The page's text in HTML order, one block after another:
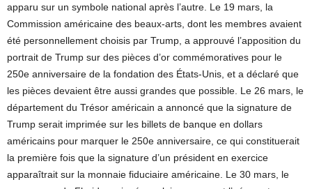
apparu sur un symbole national après l’autre. Le 19 mars, la
Commission américaine des beaux-arts, dont les membres avaient
été personnellement choisis par Trump, a approuvé l’apposition du
portrait de Trump sur des pièces d’or commémoratives pour le
250e anniversaire de la fondation des États-Unis, et a déclaré que
les pièces devaient être aussi grandes que possible. Le 26 mars, le
département du Trésor américain a annoncé que la signature de
Trump serait imprimée sur les billets de banque en dollars
américains pour marquer le 250e anniversaire, ce qui constituerait
la première fois que la signature d’un président en exercice
apparaîtrait sur la monnaie fiduciaire américaine. Le 30 mars, le